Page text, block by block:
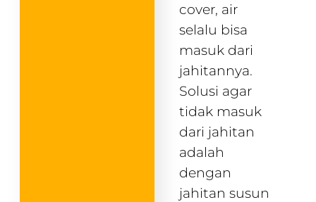
cover, air
selalu bisa
masuk dari
jahitannya.
Solusi agar
tidak masuk
dari jahitan
adalah
dengan
jahitan susun